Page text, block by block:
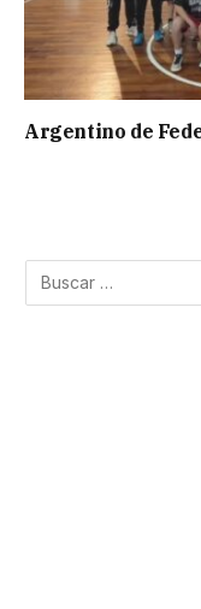
Argentino de